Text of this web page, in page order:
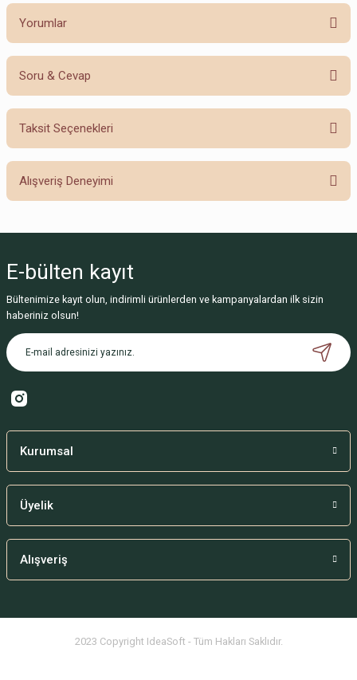
Yorumlar
Harika
S... B... | 28/04/2023
Yorum Yaz
Soru & Cevap
Ürün hakkında henüz soru sorulmamış.
Taksit Seçenekleri
Alışveriş Deneyimi
Deneyimini Paylaş
E-bülten kayıt
Bültenimize kayıt olun, indirimli ürünlerden ve kampanyalardan ilk sizin
haberiniz olsun!
Kurumsal
Üyelik
Alışveriş
2023 Copyright IdeaSoft - Tüm Hakları Saklıdır.